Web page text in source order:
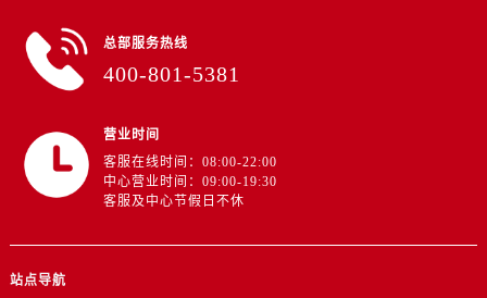
总部服务热线
400-801-5381
营业时间
客服在线时间：08:00-22:00
中心营业时间：09:00-19:30
客服及中心节假日不休
站点导航